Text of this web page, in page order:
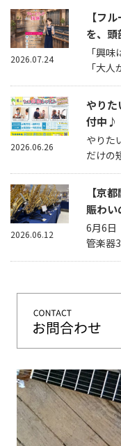
【フ
を、頭
「興
「大
2026.07.24
やりた
付中♪
やりた
だけの
2026.06.26
【京
賑わ
6月6日
管楽器
2026.06.12